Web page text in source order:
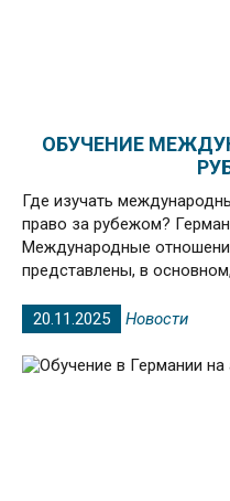
ОБУЧЕНИЕ
Где изучать
право за рубежом?
Международные
представлены, в
20.11.2025 Новости